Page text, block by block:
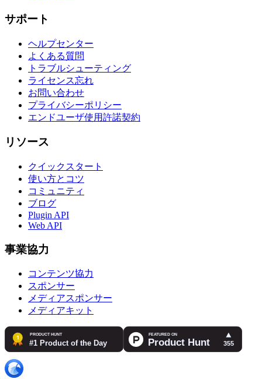
サポート
ヘルプセンター
よくある質問
トラブルシューティング
ライセンス忘れ
お問い合わせ
プライバシーポリシー
エンドユーザ使用許諾契約
リソース
クイックスタート
使い方とコツ
コミュニティ
ブログ
Plugin API
Web API
事業協力
コンテンツ協力
スポンサー
メディアスポンサー
メディアキット